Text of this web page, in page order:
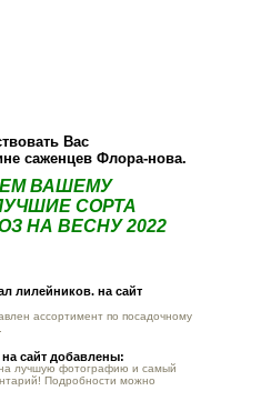
Вас
саженцев Флора-нова.
ВАШЕМУ
СОРТА
НА ВЕСНУ 2022
лилейников. на сайт
ассортимент по посадочному
сайт добавлены:
лучшую фотографию и самый
Подробности можно